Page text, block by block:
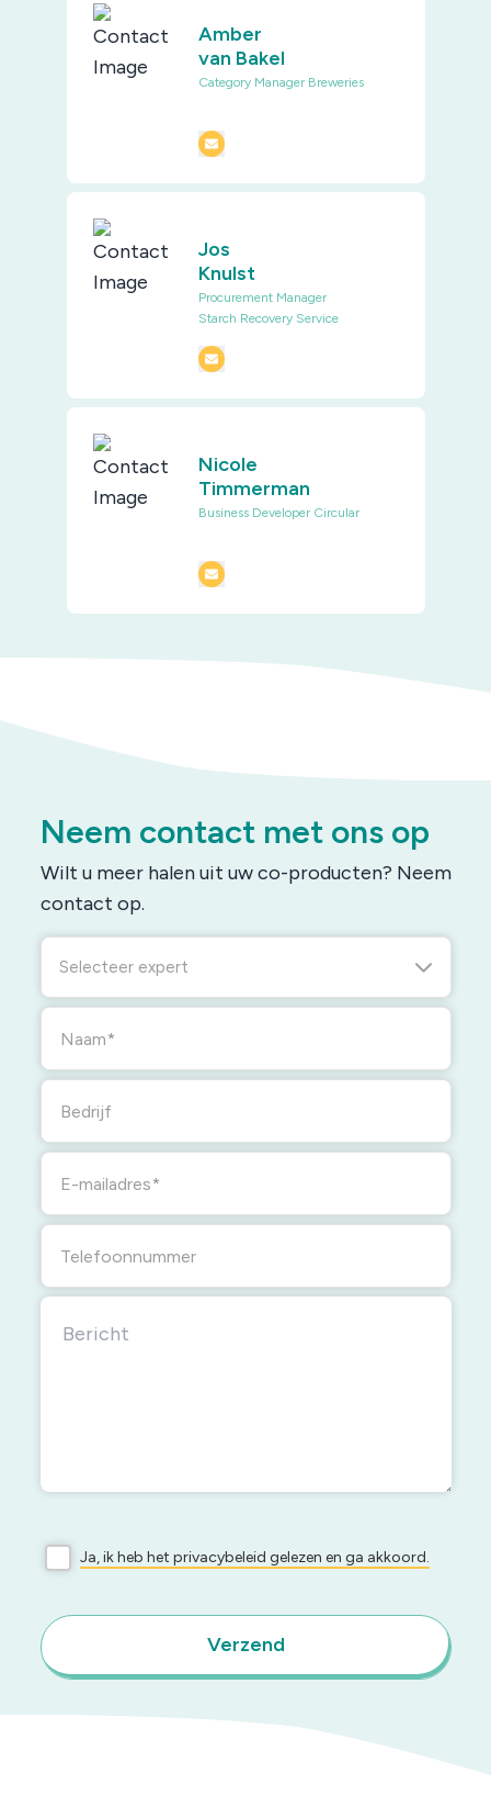
Amber
van Bakel
Category Manager Breweries
Jos
Knulst
Procurement Manager
Starch Recovery Service
Nicole
Timmerman
Business Developer Circular
Neem contact met ons op
Wilt u meer halen uit uw co-producten? Neem
contact op.
Selecteer expert
Naam
Bedrijf
E-mailadres
Telefoonnummer
Ja, ik heb het privacybeleid gelezen en ga akkoord.
Verzend